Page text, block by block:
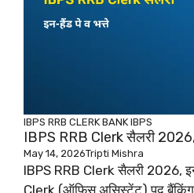
IBPS RRB CLERK BANK IBPS
IBPS RRB Clerk सैलरी
May 14, 2026Tripti Mishra
IBPS RRB Clerk सैलरी 2026,